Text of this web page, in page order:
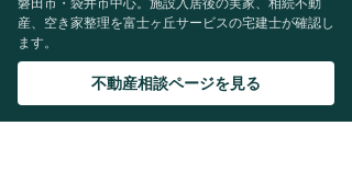
産、空き家整理を富士ヶ丘サービスの宅建士が確認し
ます。
不動産相談ページを見る